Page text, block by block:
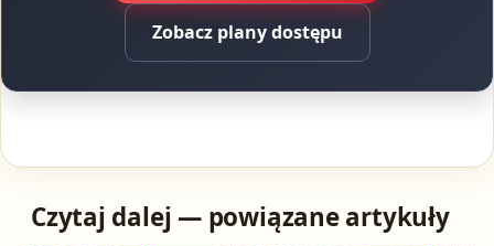
Zobacz plany dostępu
Czytaj dalej — powiązane artykuły